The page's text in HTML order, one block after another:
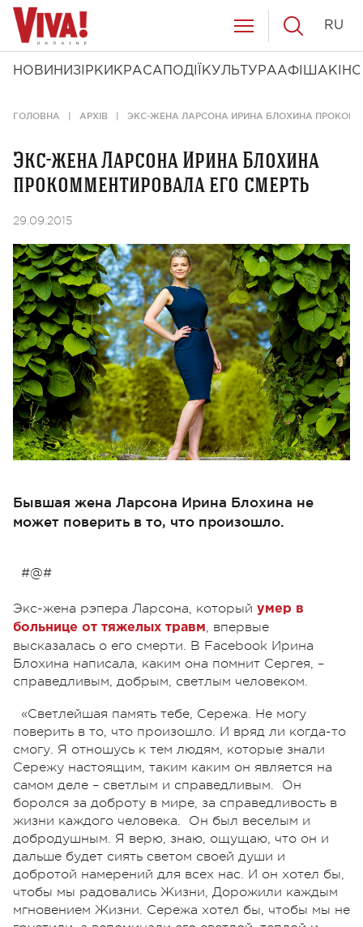
НОВИНИ ЗІРКИ КРАСА ПОДІЇ КУЛЬТУРААФІША КІНО
RU
ГОЛОВНА АРХІВ ЭКС-ЖЕНА ЛАРСОНА ИРИНА БЛОХИНА
Экс-жена Ларсона Ирина Блохина
прокомментировала его смерть
29.09.2015
Бывшая жена Ларсона Ирина Блохина не
может поверить в то, что произошло.
#@#
Экс-жена рэпера Ларсона, который умер в
больнице от тяжелых травм, впервые
высказалась о его смерти. В Facebook Ирина
Блохина написала, каким она помнит Сергея, –
справедливым, добрым, светлым человеком.
«Светлейшая память тебе, Сережа. Не могу
поверить в то, что произошло. И вряд ли когда-то
смогу. Я отношусь к тем людям, которые знали
Сережу настоящим, таким каким он является на
самом деле – светлым и справедливым. Он
боролся за доброту в мире, за справедливость в
жизни каждого человека. Он был веселым и
добродушным. Я верю, знаю, ощущаю, что он и
дальше будет сиять светом своей души и
добротой намерений для всех нас. И он хотел бы,
чтобы мы радовались Жизни, Дорожили каждым
мгновением Жизни. Сережа хотел бы, чтобы мы не